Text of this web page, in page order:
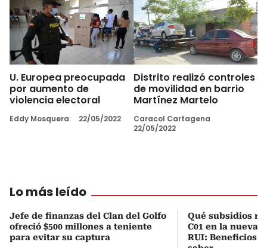
U. Europea preocupada
por aumento de
violencia electoral
Eddy Mosquera 22/05/2022
Distrito realizó controles
de movilidad en barrio
Martínez Martelo
Caracol Cartagena
22/05/2022
Lo más leído
Jefe de finanzas del Clan del Golfo
ofreció $500 millones a teniente
para evitar su captura
Qué subsidios
C01 en la nueva
RUI: Beneficios